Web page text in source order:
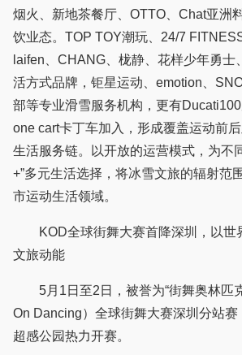
烟火、新地茶餐厅、OTTO、Chat亚洲
饮业态。TOP TOY潮玩、24/7
laifen、CHANG、栊静、花样少年勇士
活方式品牌，钜星运动、emotion、
部等专业滑雪服务机构，更有
one cart卡丁车加入，形成覆盖运动前
生活服务链。以开放的运营模式，为不
+”多元生活选择，将冰雪文旅的辐射范
市运动生活领域。
KOD全球街舞大赛首降深圳，以世
文旅动能
5月1日至2日，被誉为“街舞奥林匹
On Dancing）全球街舞大赛深圳分站赛
超感公园热力开赛。